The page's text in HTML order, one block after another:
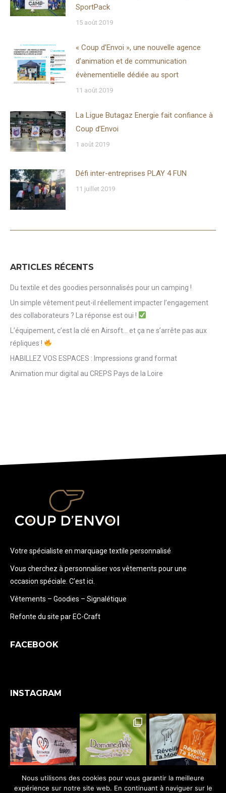
SportPack
15 août 2019
« Coup d’Envoi », une nouvelle agence
d’animation et de communication
évènementielle dédiée au sport
11 août 2019
La Ligue Butagaz Energie fait confiance à
Coup d’Envoi
1 août 2019
Défi inter-entreprises PLAY 4 FUN
11 juillet 2019
ARTICLES RÉCENTS
Du textile et des goodies personnalisés pour un camping !
Un simple vêtement peut-il réellement impacter l’engagement
des collaborateurs ? La réponse est oui !
L’équipement, c’est la clé en Airsoft… et ça ne s’arrête pas aux
répliques !
HABILLEZ VOS ESPACES : Impressions grand format
Animation mur digital au CREPS Pays de la Loire
Votre spécialiste en marquage textile personnalisé
Vous cherchez à personnaliser vos vêtements pour une
occasion spéciale. C’est ici.
Vêtements – Goodies – Signalétique
Refonte du site par EC-Craft
FACEBOOK
INSTAGRAM
Nous utilisons des cookies pour vous garantir la meilleure
expérience sur notre site web. En continuant à naviguer sur le